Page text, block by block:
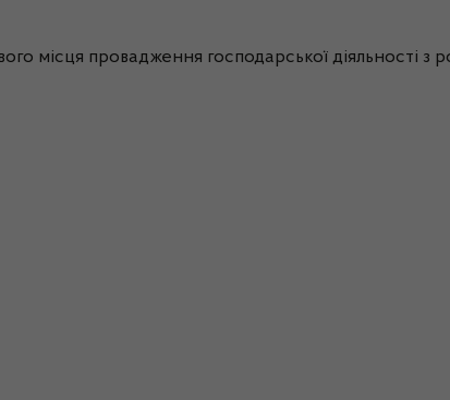
місця провадження господарської діяльності з